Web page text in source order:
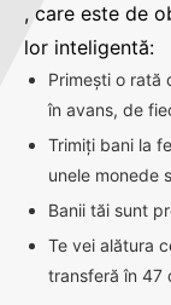
, care este de
lor inteligentă:
Primești o rată
în avans, de
Trimiți bani la
unele monede
Banii tăi sunt
Te vei alătura
transferă în 47